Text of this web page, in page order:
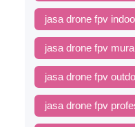
jasa drone fpv
jasa drone fpv
jasa drone fpv
jasa drone fpv